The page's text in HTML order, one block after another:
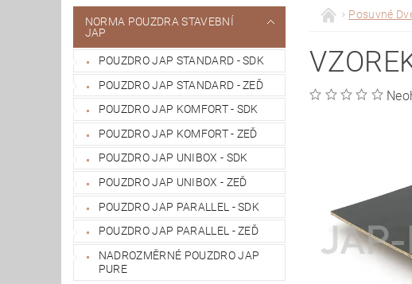
EMOTIVE II BEZOBLOŽKOVÁ POUZDRA STAVEBNÍ JAP
PŮDNÍ SCHODY JAP
VÝPRODEJ
OBCHODNÍ PODMÍNKY
REFERENCE ZÁKAZNÍKŮ
NAŠE POBOČKY
NORMA POUZDRA STAVEBNÍ
JAP
POUZDRO JAP STANDARD - SDK
POUZDRO JAP STANDARD - ZEĎ
POUZDRO JAP KOMFORT - SDK
POUZDRO JAP KOMFORT - ZEĎ
POUZDRO JAP UNIBOX - SDK
POUZDRO JAP UNIBOX - ZEĎ
POUZDRO JAP PARALLEL - SDK
POUZDRO JAP PARALLEL - ZEĎ
NADROZMĚRNÉ POUZDRO JAP
PURE
Posuvné